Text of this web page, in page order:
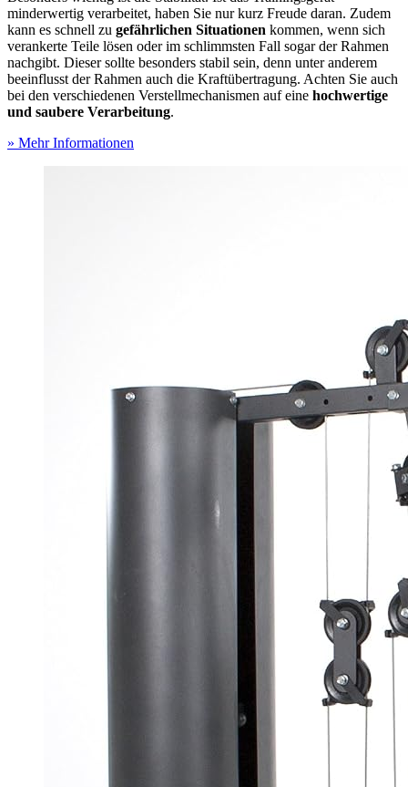
minderwertig verarbeitet, haben Sie nur kurz Freude daran. Zudem
kann es schnell zu gefährlichen Situationen kommen, wenn sich
verankerte Teile lösen oder im schlimmsten Fall sogar der Rahmen
nachgibt. Dieser sollte besonders stabil sein, denn unter anderem
beeinflusst der Rahmen auch die Kraftübertragung. Achten Sie auch
bei den verschiedenen Verstellmechanismen auf eine hochwertige
und saubere Verarbeitung.
» Mehr Informationen